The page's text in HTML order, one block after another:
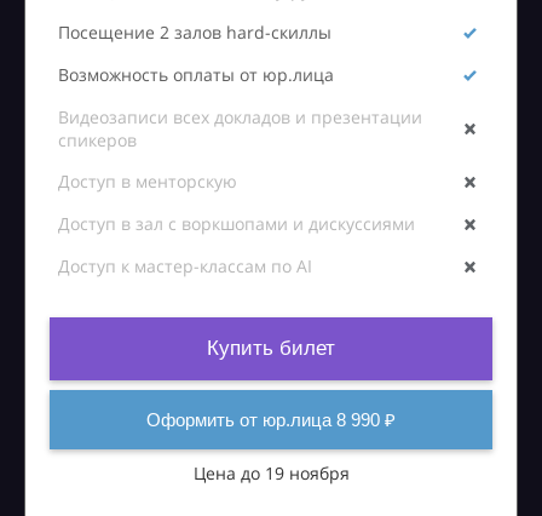
Посещение 2 залов hard-скиллы
Возможность оплаты от юр.лица
Видеозаписи всех докладов и презентации
спикеров
Доступ в менторскую
Доступ в зал с воркшопами и дискуссиями
Доступ к мастер-классам по AI
Купить билет
Оформить от юр.лица 8 990 ₽
Цена до 19 ноября